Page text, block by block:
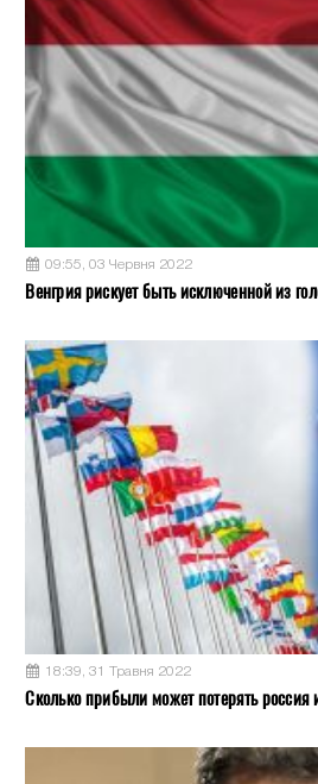
09:55, 03 Червня 2022
Венгрия рискует быть исключенной из
18:39, 31 Травня 2022
Сколько прибыли может потерять россия